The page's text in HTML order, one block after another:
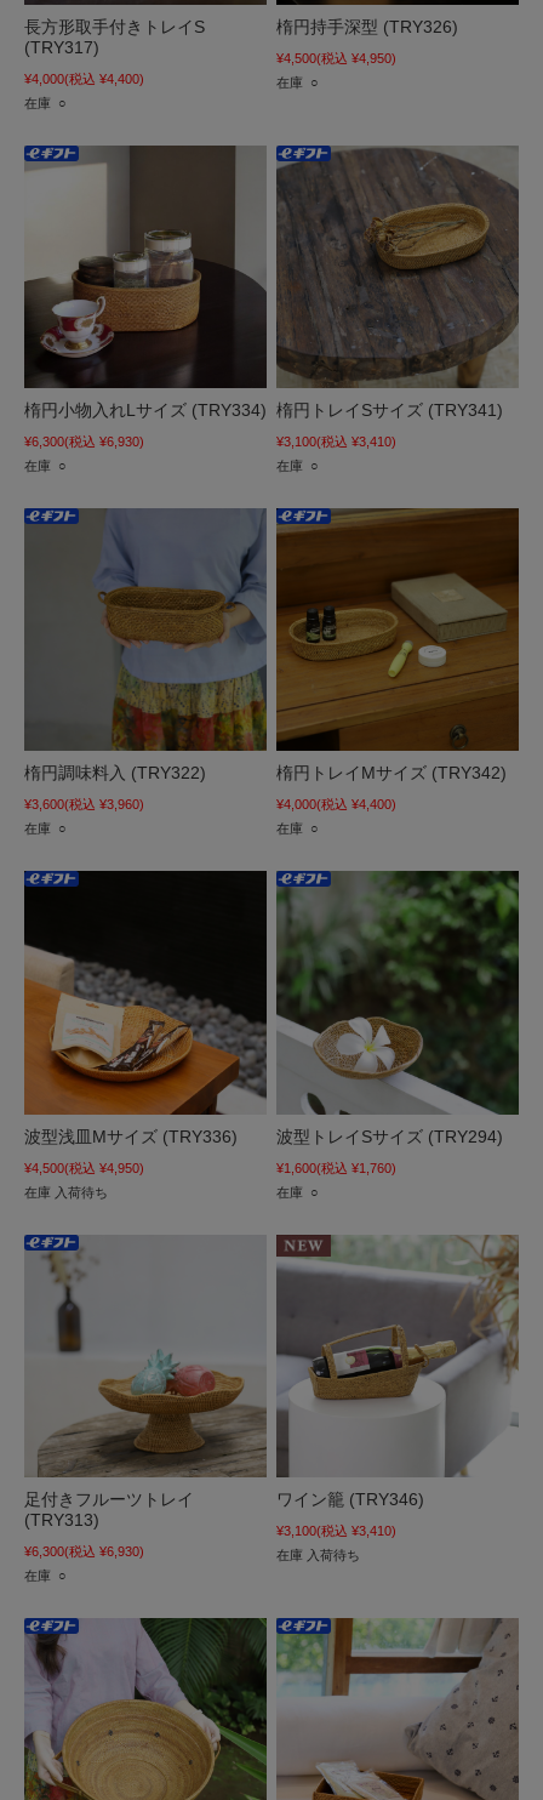
長方形取手付きトレイS
(TRY317)
¥4,000(税込 ¥4,400)
在庫 ○
楕円持手深型 (TRY326)
¥4,500(税込 ¥4,950)
在庫 ○
楕円小物入れLサイズ (TRY334)
¥6,300(税込 ¥6,930)
在庫 ○
楕円トレイSサイズ (TRY341)
¥3,100(税込 ¥3,410)
在庫 ○
楕円調味料入 (TRY322)
¥3,600(税込 ¥3,960)
在庫 ○
楕円トレイMサイズ (TRY342)
¥4,000(税込 ¥4,400)
在庫 ○
波型浅皿Mサイズ (TRY336)
¥4,500(税込 ¥4,950)
在庫 入荷待ち
波型トレイSサイズ (TRY294)
¥1,600(税込 ¥1,760)
在庫 ○
足付きフルーツトレイ
(TRY313)
¥6,300(税込 ¥6,930)
在庫 ○
ワイン籠 (TRY346)
¥3,100(税込 ¥3,410)
在庫 入荷待ち